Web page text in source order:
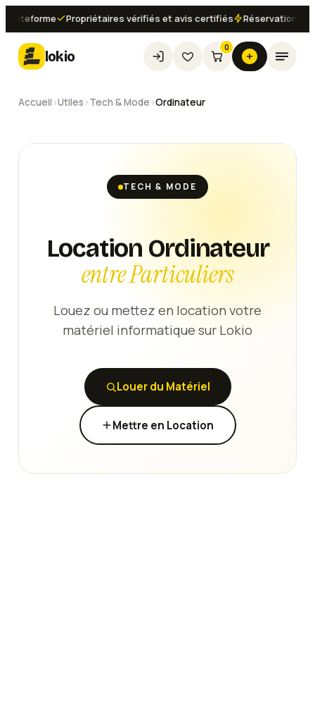
Propriétaires vérifiés et avis certifiés Réservation
lokio
0
Accueil ›Utiles ›Tech & Mode ›Ordinateur
TECH & MODE
Location Ordinateur
entre Particuliers
Louez ou mettez en location votre
matériel informatique sur Lokio
Louer du Matériel
Mettre en Location